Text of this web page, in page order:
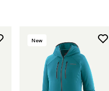
New